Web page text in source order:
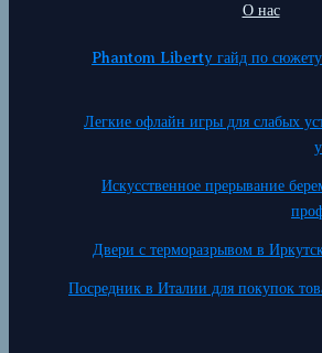
О нас
Phantom Liberty гайд по сюжету
Легкие офлайн игры для слабых
Искусственное прерывание
Двери с терморазрывом в
Посредник в Италии для покупок